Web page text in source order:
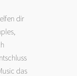
dir
das